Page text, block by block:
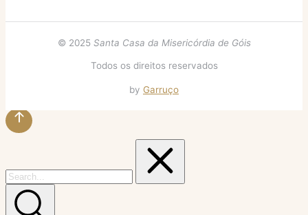
© 2025 Santa Casa da Misericórdia de Góis
Todos os direitos reservados
by Garruço